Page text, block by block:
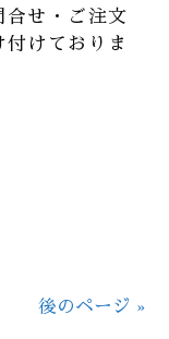
合せ・ご注文
けておりま
後のページ »